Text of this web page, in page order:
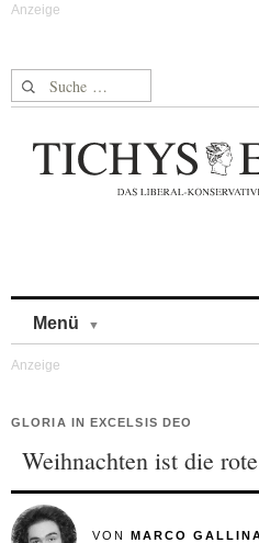
Suche nach:
Menü
GLORIA IN EXCELSIS DEO
Weihnachten ist die
VON MARCO